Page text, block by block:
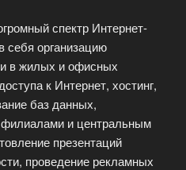
спектр Интернет-
себя организацию
в жилых и офисных
к Интернет, хостинг,
баз данных,
и центральным
презентаций
проведение рекламных